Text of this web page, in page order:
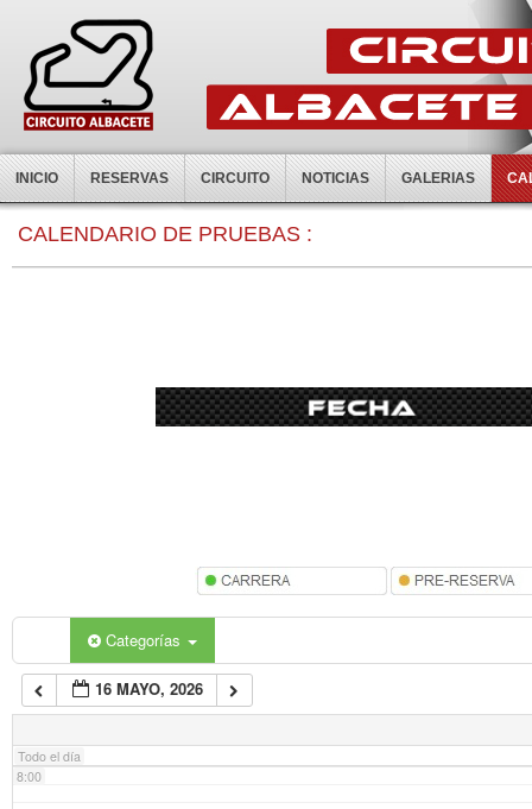
INICIO RESERVAS CIRCUITO NOTICIAS GALERIAS
CALENDARIO DE PRUEBAS :
Categorías
16 MAYO, 2026
Todo el día
0:00
7:00
8:00